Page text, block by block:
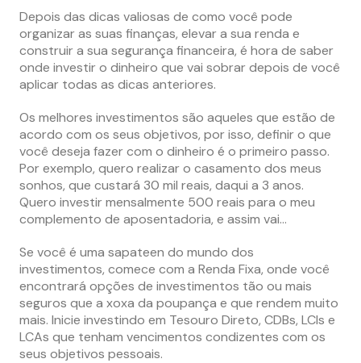
Depois das dicas valiosas de como você pode
organizar as suas finanças, elevar a sua renda e
construir a sua segurança financeira, é hora de saber
onde investir o dinheiro que vai sobrar depois de você
aplicar todas as dicas anteriores.
Os melhores investimentos são aqueles que estão de
acordo com os seus objetivos, por isso, definir o que
você deseja fazer com o dinheiro é o primeiro passo.
Por exemplo, quero realizar o casamento dos meus
sonhos, que custará 30 mil reais, daqui a 3 anos.
Quero investir mensalmente 500 reais para o meu
complemento de aposentadoria, e assim vai…
Se você é uma sapateen do mundo dos
investimentos, comece com a Renda Fixa, onde você
encontrará opções de investimentos tão ou mais
seguros que a xoxa da poupança e que rendem muito
mais. Inicie investindo em Tesouro Direto, CDBs, LCIs e
LCAs que tenham vencimentos condizentes com os
seus objetivos pessoais.